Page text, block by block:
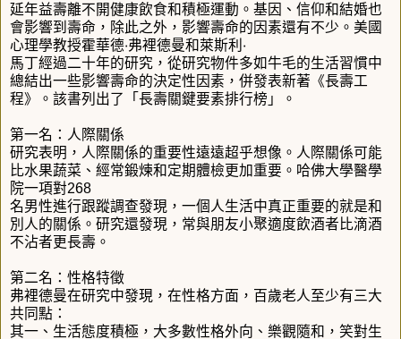
延年益壽離不開健康飲食和積極運動。基因、信仰和結婚也
會影響到壽命，除此之外，影響壽命的因素還有不少。美國
心理學教授霍華德‧弗裡德曼和萊斯利‧
馬丁經過二十年的研究，從研究物件多如牛毛的生活習慣中
總結出一些影響壽命的決定性因素，併發表新著《長壽工
程》。該書列出了「長壽關鍵要素排行榜」。
第一名：人際關係
研究表明，人際關係的重要性遠遠超乎想像。人際關係可能
比水果蔬菜、經常鍛煉和定期體檢更加重要。哈佛大學醫學
院一項對268
名男性進行跟蹤調查發現，一個人生活中真正重要的就是和
別人的關係。研究還發現，常與朋友小聚適度飲酒者比滴酒
不沾者更長壽。
第二名：性格特徵
弗裡德曼在研究中發現，在性格方面，百歲老人至少有三大
共同點：
其一、生活態度積極，大多數性格外向、樂觀隨和，笑對生